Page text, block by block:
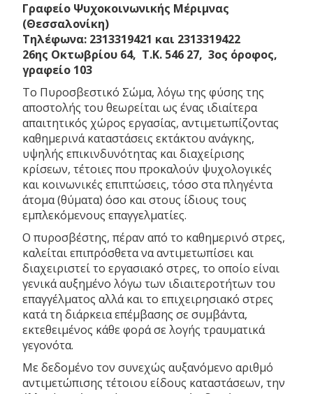
Γραφείο Ψυχοκοινωνικής Μέριμνας
(Θεσσαλονίκη)
Τηλέφωνα: 2313319421 και 2313319422
26ης Οκτωβρίου 64, Τ.Κ. 546 27, 3ος όροφος,
γραφείο 103
Το Πυροσβεστικό Σώμα, λόγω της φύσης της
αποστολής του θεωρείται ως ένας ιδιαίτερα
απαιτητικός χώρος εργασίας, αντιμετωπίζοντας
καθημερινά καταστάσεις εκτάκτου ανάγκης,
υψηλής επικινδυνότητας και διαχείρισης
κρίσεων, τέτοιες που προκαλούν ψυχολογικές
και κοινωνικές επιπτώσεις, τόσο στα πληγέντα
άτομα (θύματα) όσο και στους ίδιους τους
εμπλεκόμενους επαγγελματίες.
Ο πυροσβέστης, πέραν από το καθημερινό στρες,
καλείται επιπρόσθετα να αντιμετωπίσει και
διαχειριστεί το εργασιακό στρες, το οποίο είναι
γενικά αυξημένο λόγω των ιδιαιτεροτήτων του
επαγγέλματος αλλά και το επιχειρησιακό στρες
κατά τη διάρκεια επέμβασης σε συμβάντα,
εκτεθειμένος κάθε φορά σε λογής τραυματικά
γεγονότα.
Με δεδομένο τον συνεχώς αυξανόμενο αριθμό
αντιμετώπισης τέτοιου είδους καταστάσεων, την